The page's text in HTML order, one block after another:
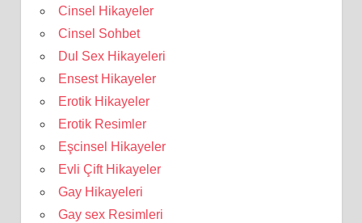
Cinsel Hikayeler
Cinsel Sohbet
Dul Sex Hikayeleri
Ensest Hikayeler
Erotik Hikayeler
Erotik Resimler
Eşcinsel Hikayeler
Evli Çift Hikayeler
Gay Hikayeleri
Gay sex Resimleri